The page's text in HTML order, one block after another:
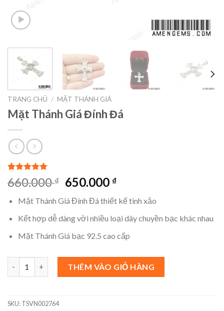
TRANG CHỦ / MẶT THÁNH GIÁ
Mặt Thánh Giá Đính Đá
5.00 trên 5
dựa trên
1
660.000₫ Giá
là:
660.000 ₫.
650.000 ₫Giá
hiện
tại
là:
650.000 ₫.
Mặt Thánh Giá Đính Đá thiết kế tinh xảo
Kết hợp dễ dàng vời nhiều loại dây chuyền bạc khác nhau
Mặt Thánh Giá bạc 92.5 cao cấp
Mặt Thánh Giá Đính Đá số lượng
THÊM VÀO GIỎ HÀNG
SKU:TSVN002764